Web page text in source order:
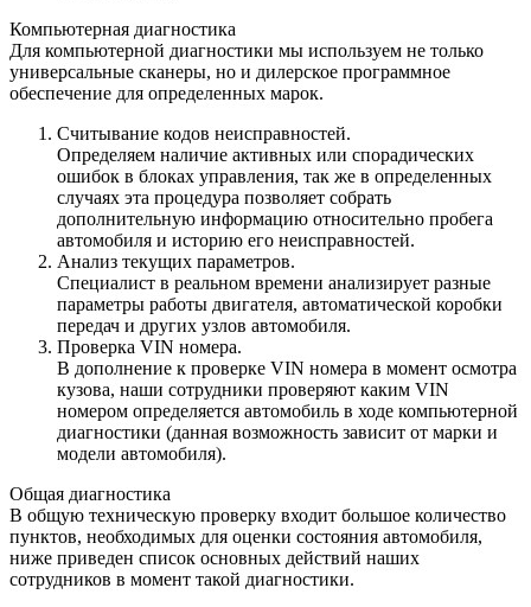
Компьютерная диагностика
Для компьютерной диагностики мы используем не только
универсальные сканеры, но и дилерское программное
обеспечение для определенных марок.
Считывание кодов неисправностей.
Определяем наличие активных или спорадических
ошибок в блоках управления, так же в определенных
случаях эта процедура позволяет собрать
дополнительную информацию относительно пробега
автомобиля и историю его неисправностей.
Анализ текущих параметров.
Специалист в реальном времени анализирует разные
параметры работы двигателя, автоматической коробки
передач и других узлов автомобиля.
Проверка VIN номера.
В дополнение к проверке VIN номера в момент осмотра
кузова, наши сотрудники проверяют каким VIN
номером определяется автомобиль в ходе компьютерной
диагностики (данная возможность зависит от марки и
модели автомобиля).
Общая диагностика
В общую техническую проверку входит большое количество
пунктов, необходимых для оценки состояния автомобиля,
ниже приведен список основных действий наших
сотрудников в момент такой диагностики.